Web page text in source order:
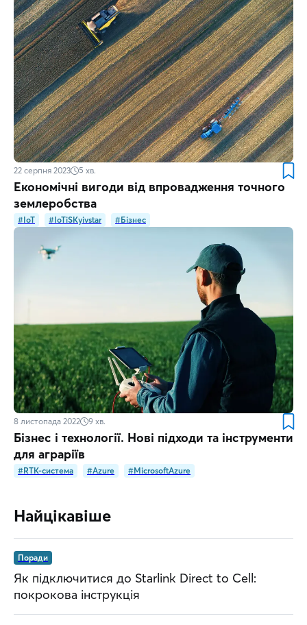
22 серпня 2023 5 хв.
Економічні вигоди від впровадження точного
землеробства
#IoT #IoTiSKyivstar #Бізнес
8 листопада 2022 9 хв.
Бізнес і технології. Нові підходи та інструменти
для аграріїв
#RTK-система #Azure #MicrosoftAzure
Найцікавіше
Поради
Як підключитися до Starlink Direct to Cell:
покрокова інструкція